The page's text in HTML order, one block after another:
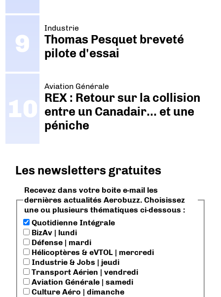
Industrie
Thomas Pesquet breveté
pilote d'essai
Aviation Générale
REX : Retour sur la collision
entre un Canadair… et une
péniche
Les newsletters gratuites
Recevez dans votre boite e-mail les
dernières actualités Aerobuzz. Choisissez
une ou plusieurs thématiques ci-dessous :
Quotidienne Intégrale
BizAv | lundi
Défense | mardi
Hélicoptères & eVTOL | mercredi
Industrie & Jobs | jeudi
Transport Aérien | vendredi
Aviation Générale | samedi
Culture Aéro | dimanche